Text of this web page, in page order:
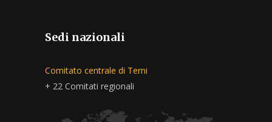
Sedi nazionali
Comitato centrale di Terni
+ 22 Comitati regionali